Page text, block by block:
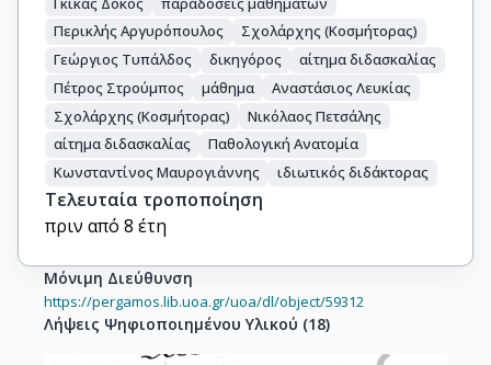
Περικλής Αργυρόπουλος
Σχολάρχης (Κοσμήτορας)
Γεώργιος Τυπάλδος
δικηγόρος
αίτημα διδασκαλίας
Πέτρος Στρούμπος
μάθημα
Αναστάσιος Λευκίας
Σχολάρχης (Κοσμήτορας)
Νικόλαος Πετσάλης
αίτημα διδασκαλίας
Παθολογική Ανατομία
Κωνσταντίνος Μαυρογιάννης
ιδιωτικός διδάκτορας
Τελευταία τροποποίηση
πριν από 8 έτη
Μόνιμη Διεύθυνση
https://pergamos.lib.uoa.gr/uoa/dl/object/59312
Λήψεις Ψηφιοποιημένου Υλικού (18)